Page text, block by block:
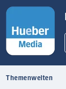
Themenwelten